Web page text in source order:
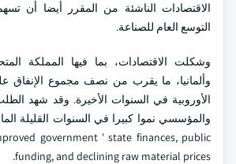
الاقتصادات الناشئة من المقرر أيضا أن
التوسع العام للصناعة.
وشكلت الاقتصادات، بما فيها المملكة
وألمانيا، ما يقرب من نصف مجموع الإنفاق
الأوروبية في السنوات الأخيرة. وقد شهد
government ' state finances, public
funding, and declining raw material prices.